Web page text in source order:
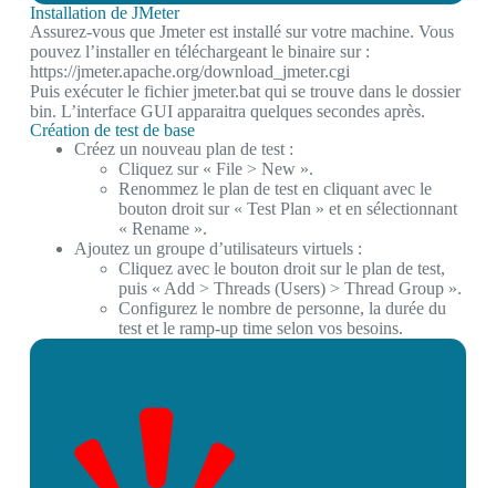
Installation de JMeter
Assurez-vous que Jmeter est installé sur votre machine. Vous
pouvez l’installer en téléchargeant le binaire sur :
https://jmeter.apache.org/download_jmeter.cgi
Puis exécuter le fichier jmeter.bat qui se trouve dans le dossier
bin. L’interface GUI apparaitra quelques secondes après.
Création de test de base
Créez un nouveau plan de test :
Cliquez sur « File > New ».
Renommez le plan de test en cliquant avec le
bouton droit sur « Test Plan » et en sélectionnant
« Rename ».
Ajoutez un groupe d’utilisateurs virtuels :
Cliquez avec le bouton droit sur le plan de test,
puis « Add > Threads (Users) > Thread Group ».
Configurez le nombre de personne, la durée du
test et le ramp-up time selon vos besoins.